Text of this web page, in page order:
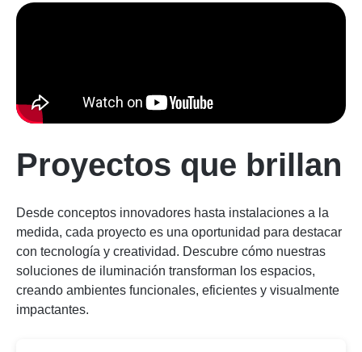
Proyectos que brillan
Desde conceptos innovadores hasta instalaciones a la
medida, cada proyecto es una oportunidad para destacar
con tecnología y creatividad. Descubre cómo nuestras
soluciones de iluminación transforman los espacios,
creando ambientes funcionales, eficientes y visualmente
impactantes.